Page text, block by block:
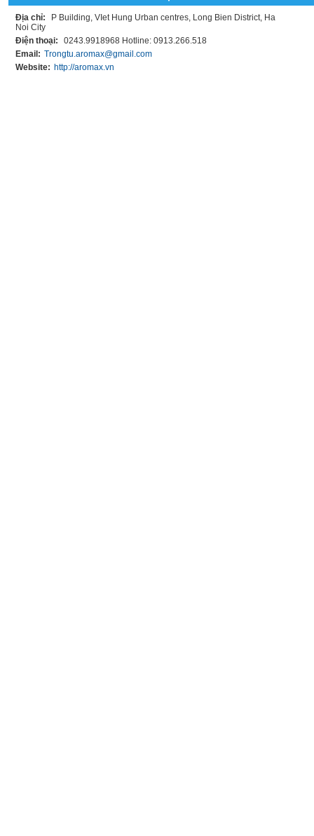
Địa chỉ:
P Building, VIet Hung Urban centres, Long Bien District, Ha
Noi City
Điện thoại:
0243.9918968 Hotline: 0913.266.518
Email: Trongtu.aromax@gmail.com
Website: http://aromax.vn